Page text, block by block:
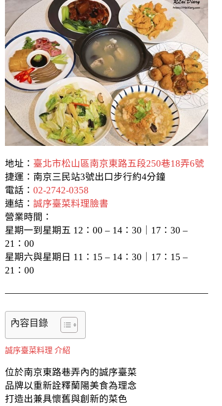
地址： 臺北市松山區南京東路五段250巷18弄6號
捷運：南京三民站3號出口步行約4分鐘
電話： 02-2742-0358
連結： 誠序臺菜料理臉書
營業時間：
星期一到星期五 12：00 – 14：30｜17：30 –
21：00
星期六與星期日 11：15 – 14：30｜17：15 –
21：00
內容目錄
誠序臺菜料理 介紹
位於南京東路巷弄內的誠序臺菜
品牌以重新詮釋蘭陽美食為理念
打造出兼具懷舊與創新的菜色